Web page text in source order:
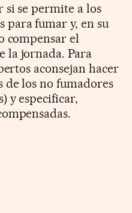
si se permite a los
para fumar y, en su
compensar el
la jornada. Para
aconsejan hacer
de los no fumadores
y especificar,